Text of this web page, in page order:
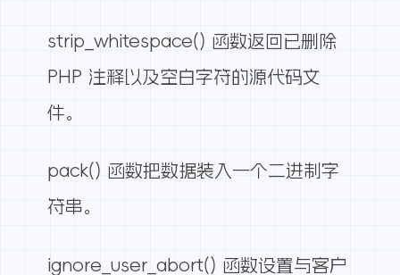
strip_whitespace() 函数返回已删除
PHP 注释以及空白字符的源代码文
件。
pack() 函数把数据装入一个二进制字
符串。
ignore_user_abort() 函数设置与客户